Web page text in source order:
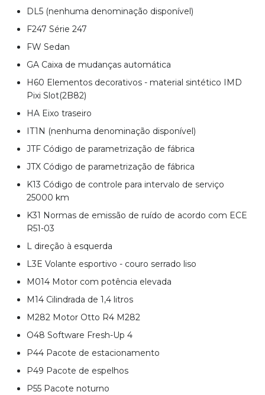
DL5 (nenhuma denominação disponível)
F247 Série 247
FW Sedan
GA Caixa de mudanças automática
H60 Elementos decorativos - material sintético IMD
Pixi Slot(2B82)
HA Eixo traseiro
IT1N (nenhuma denominação disponível)
JTF Código de parametrização de fábrica
JTX Código de parametrização de fábrica
K13 Código de controle para intervalo de serviço
25000 km
K31 Normas de emissão de ruído de acordo com ECE
R51-03
L direção à esquerda
L3E Volante esportivo - couro serrado liso
M014 Motor com potência elevada
M14 Cilindrada de 1,4 litros
M282 Motor Otto R4 M282
O48 Software Fresh-Up 4
P44 Pacote de estacionamento
P49 Pacote de espelhos
P55 Pacote noturno